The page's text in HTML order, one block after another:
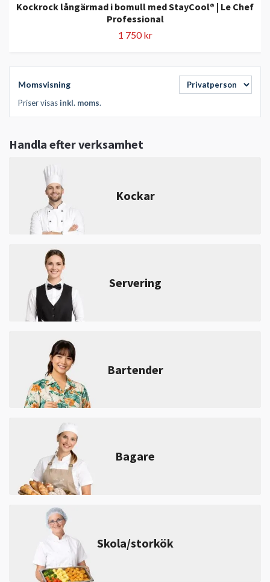
Momsvisning
Priser visasinkl. moms.
Handla efter verksamhet
Kockar
Servering
Bartender
Bagare
Skola/storkök
Kockrock långärmad i bomull med StayCool® | Le Chef
Professional
1 750 kr